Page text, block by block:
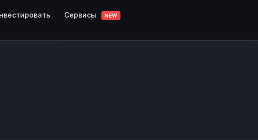
Сервисы NEW